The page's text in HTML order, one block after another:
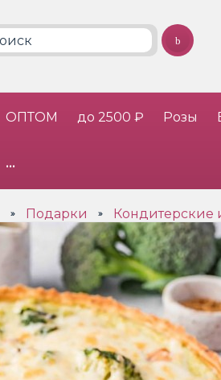
ОПТОМ до 2500 ₽ Розы
•••
» Подарки » Кондитерские